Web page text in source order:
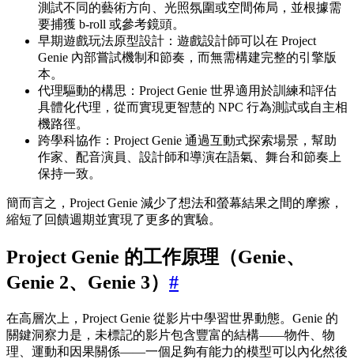
測試不同的藝術方向、光照氛圍或空間佈局，並根據需
要捕獲 b-roll 或參考鏡頭。
早期遊戲玩法原型設計：遊戲設計師可以在 Project
Genie 內部嘗試機制和節奏，而無需構建完整的引擎版
本。
代理驅動的構思：Project Genie 世界適用於訓練和評估
具體化代理，從而實現更智慧的 NPC 行為測試或自主相
機路徑。
跨學科協作：Project Genie 通過互動式探索場景，幫助
作家、配音演員、設計師和導演在語氣、舞台和節奏上
保持一致。
簡而言之，Project Genie 減少了想法和螢幕結果之間的摩擦，
縮短了回饋週期並實現了更多的實驗。
Project Genie 的工作原理（Genie、
Genie 2、Genie 3） #
在高層次上，Project Genie 從影片中學習世界動態。Genie 的
關鍵洞察力是，未標記的影片包含豐富的結構——物件、物
理、運動和因果關係——一個足夠有能力的模型可以內化然後